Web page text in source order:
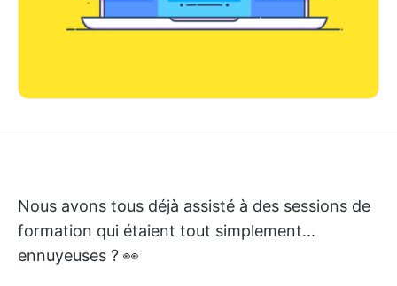
Nous avons tous déjà assisté à des sessions de
formation qui étaient tout simplement...
ennuyeuses ? 👀